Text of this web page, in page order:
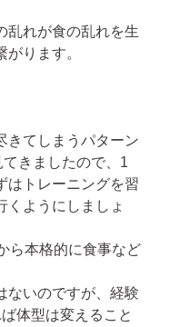
乱れが食の乱れを生
ります。
きてしまうパターン
きましたので、1
はトレーニングを習
くようにしましょ
ら本格的に食事など
ないのですが、経験
体型は変えること